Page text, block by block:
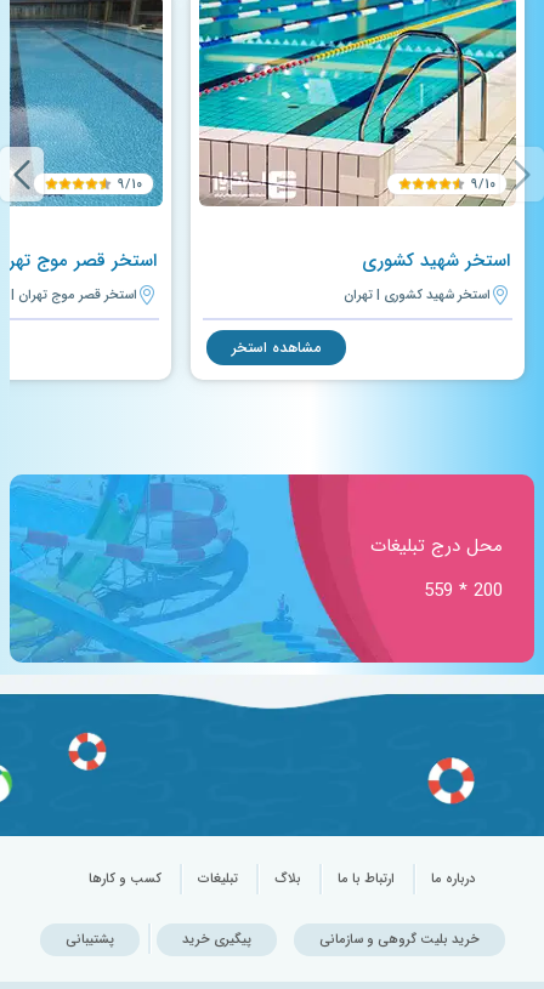
۹/۱۰
استخر شهید کشوری
استخر شهید کشوری | تهران
مشاهده استخر
۹/۱۰
استخر قصر موج
استخر قصر موج تهران |
محل درج تبلیغات
200 * 559
درباره ما ارتباط با ما بلاگ تبلیغات کسب و کارها
خرید بلیت گروهی و سازمانی پیگیری خرید پشتیبانی